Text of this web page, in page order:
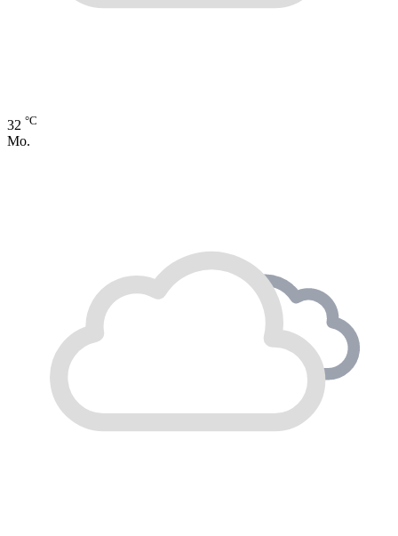
32 °C
Mo.